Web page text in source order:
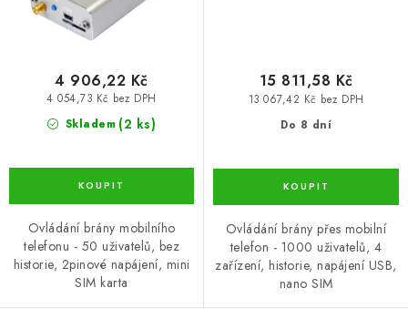
Skladem (2 ks)
4 054,73 Kč bez DPH
4 906,22 Kč
Ovládání brány mobilního
telefonu - 50 uživatelů, bez
historie, 2pinové napájení, mini
SIM karta
Do 8 dní
13 067,42 Kč bez DPH
15 811,58 Kč
Ovládání brány přes mobilní
telefon - 1000 uživatelů, 4
zařízení, historie, napájení USB,
nano SIM